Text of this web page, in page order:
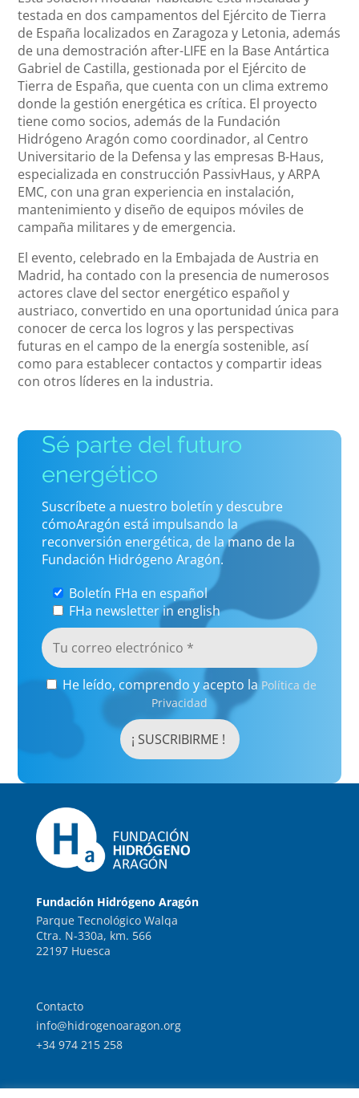
testada en dos campamentos del Ejército de Tierra
de España localizados en Zaragoza y Letonia, además
de una demostración after-LIFE en la Base Antártica
Gabriel de Castilla, gestionada por el Ejército de
Tierra de España, que cuenta con un clima extremo
donde la gestión energética es crítica. El proyecto
tiene como socios, además de la Fundación
Hidrógeno Aragón como coordinador, al Centro
Universitario de la Defensa y las empresas B-Haus,
especializada en construcción PassivHaus, y ARPA
EMC, con una gran experiencia en instalación,
mantenimiento y diseño de equipos móviles de
campaña militares y de emergencia.
El evento, celebrado en la Embajada de Austria en
Madrid, ha contado con la presencia de numerosos
actores clave del sector energético español y
austriaco, convertido en una oportunidad única para
conocer de cerca los logros y las perspectivas
futuras en el campo de la energía sostenible, así
como para establecer contactos y compartir ideas
con otros líderes en la industria.
Sé parte del futuro
energético
Suscríbete a nuestro boletín y descubre
cómoAragón está impulsando la
reconversión energética, de la mano de la
Fundación Hidrógeno Aragón.
Boletín FHa en español
FHa newsletter in english
He leído, comprendo y acepto la Política de
Privacidad
Fundación Hidrógeno Aragón
Parque Tecnológico Walqa
Ctra. N-330a, km. 566
22197 Huesca
Contacto
info@hidrogenoaragon.org
+34 974 215 258